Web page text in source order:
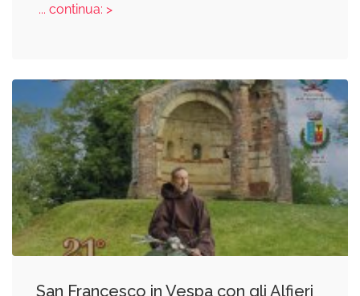
... continua: >
San Francesco in Vespa con gli Alfieri